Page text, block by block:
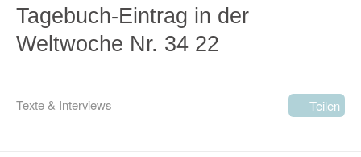
Tagebuch-Eintrag in der
Weltwoche Nr. 34 22
Texte & Interviews Teilen